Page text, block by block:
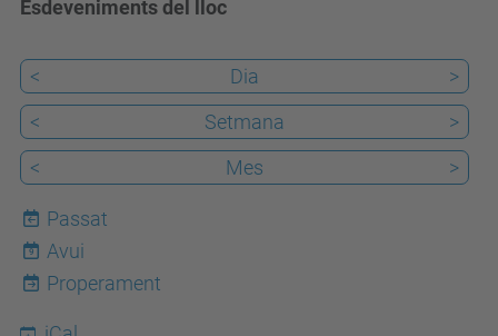
Esdeveniments del lloc
< Dia
>
<
Setmana
>
<
Mes >
Passat
9
Avui
Properament